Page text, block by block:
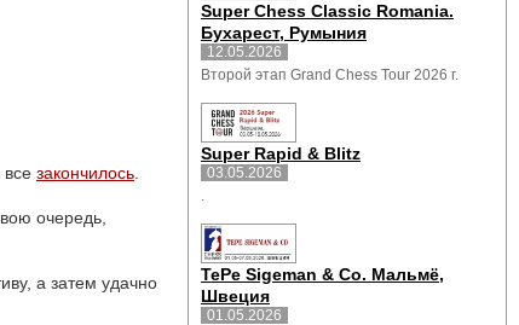
закончилось
очередь,
а затем удачно
Super Chess Classic Romania.
Бухарест, Румыния
12.05.2026
Второй этап Grand Chess Tour 2026 г.
Super Rapid & Blitz
03.05.2026
.
TePe Sigeman & Co. Мальмё,
Швеция
01.05.2026